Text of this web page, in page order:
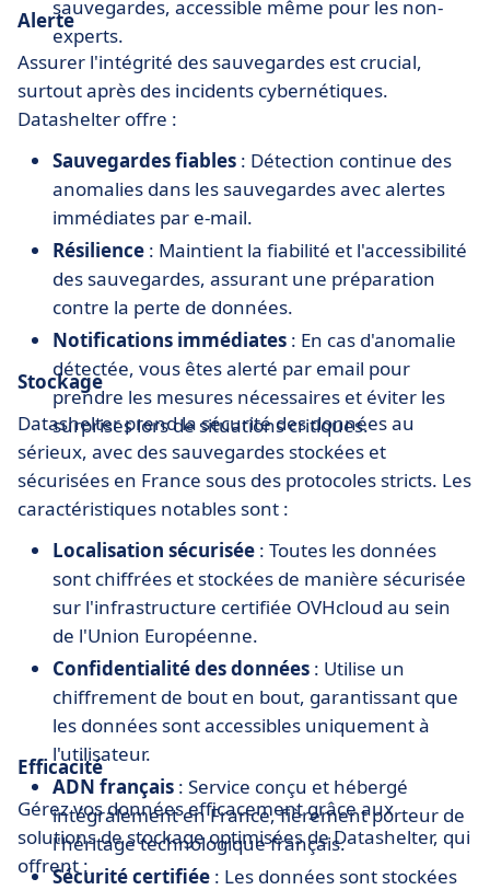
sauvegardes, accessible même pour les non-
experts.
Alerte
Assurer l'intégrité des sauvegardes est crucial,
surtout après des incidents cybernétiques.
Datashelter offre :
Sauvegardes fiables : Détection continue des
anomalies dans les sauvegardes avec alertes
immédiates par e-mail.
Résilience : Maintient la fiabilité et l'accessibilité
des sauvegardes, assurant une préparation
contre la perte de données.
Notifications immédiates : En cas d'anomalie
détectée, vous êtes alerté par email pour
prendre les mesures nécessaires et éviter les
surprises lors de situations critiques.
Stockage
Datashelter prend la sécurité des données au
sérieux, avec des sauvegardes stockées et
sécurisées en France sous des protocoles stricts. Les
caractéristiques notables sont :
Localisation sécurisée : Toutes les données
sont chiffrées et stockées de manière sécurisée
sur l'infrastructure certifiée OVHcloud au sein
de l'Union Européenne.
Confidentialité des données : Utilise un
chiffrement de bout en bout, garantissant que
les données sont accessibles uniquement à
l'utilisateur.
ADN français : Service conçu et hébergé
intégralement en France, fièrement porteur de
l'héritage technologique français.
Sécurité certifiée : Les données sont stockées
Efficacité
Gérez vos données efficacement grâce aux
solutions de stockage optimisées de Datashelter, qui
offrent :